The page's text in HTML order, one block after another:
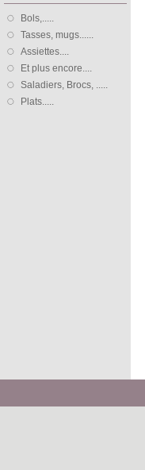
Bols,.....
Tasses, mugs......
Assiettes....
Et plus encore....
Saladiers, Brocs, .....
Plats.....